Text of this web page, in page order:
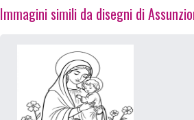
Immagini simili da disegni di